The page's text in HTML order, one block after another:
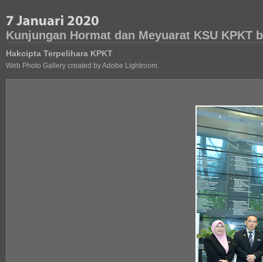
Kunjungan Hormat dan Meyuarat KSU KPKT
Hakcipta Terpelihara KPKT
Web Photo Gallery created by Adobe Lightroom.